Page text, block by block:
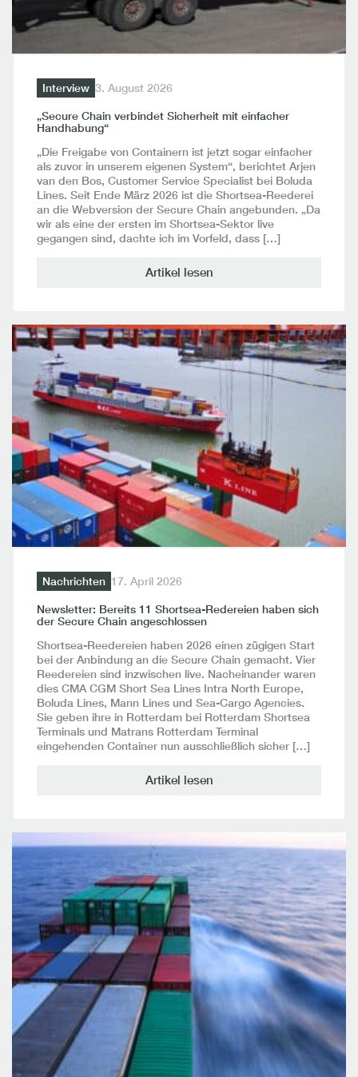
Interview 3. August 2026
„Secure Chain verbindet Sicherheit mit einfacher
Handhabung“
„Die Freigabe von Containern ist jetzt sogar einfacher
als zuvor in unserem eigenen System“, berichtet Arjen
van den Bos, Customer Service Specialist bei Boluda
Lines. Seit Ende März 2026 ist die Shortsea-Reederei
an die Webversion der Secure Chain angebunden. „Da
wir als eine der ersten im Shortsea-Sektor live
gegangen sind, dachte ich im Vorfeld, dass […]
Artikel lesen
Nachrichten 17. April 2026
Newsletter: Bereits 11 Shortsea-Redereien haben sich
der Secure Chain angeschlossen
Shortsea-Reedereien haben 2026 einen zügigen Start
bei der Anbindung an die Secure Chain gemacht. Vier
Reedereien sind inzwischen live. Nacheinander waren
dies CMA CGM Short Sea Lines Intra North Europe,
Boluda Lines, Mann Lines und Sea-Cargo Agencies.
Sie geben ihre in Rotterdam bei Rotterdam Shortsea
Terminals und Matrans Rotterdam Terminal
eingehenden Container nun ausschließlich sicher […]
Artikel lesen